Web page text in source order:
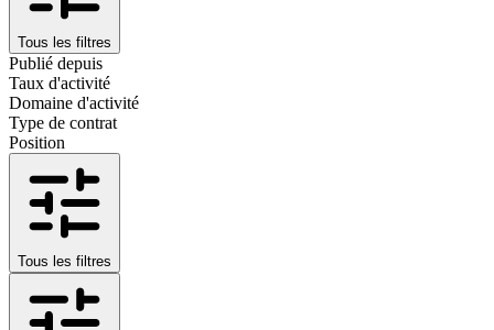
Tous les filtres
Publié depuis
Taux d'activité
Domaine d'activité
Type de contrat
Position
Tous les filtres